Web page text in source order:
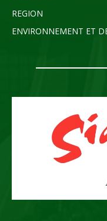
REGION
ENVIRONNEMENT ET